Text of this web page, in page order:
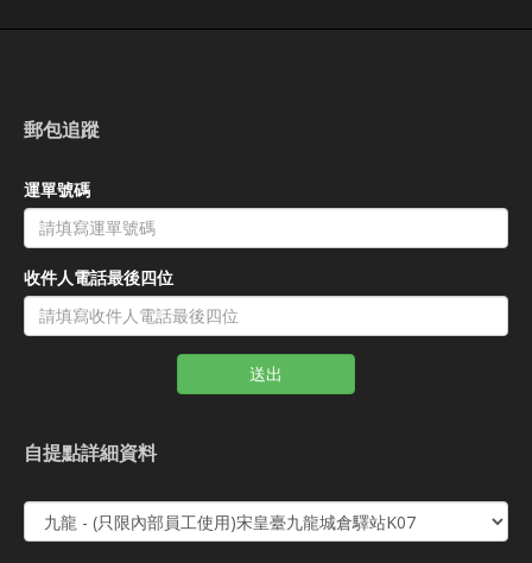
郵包追蹤
運單號碼
收件人電話最後四位
送出
自提點詳細資料